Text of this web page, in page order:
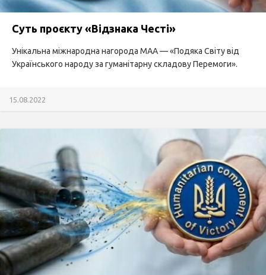
Суть проєкту «Відзнака Честі»
Унікальна міжнародна нагорода МАА — «Подяка Світу від
Українського народу за гуманітарну складову Перемоги».
15.08.2022